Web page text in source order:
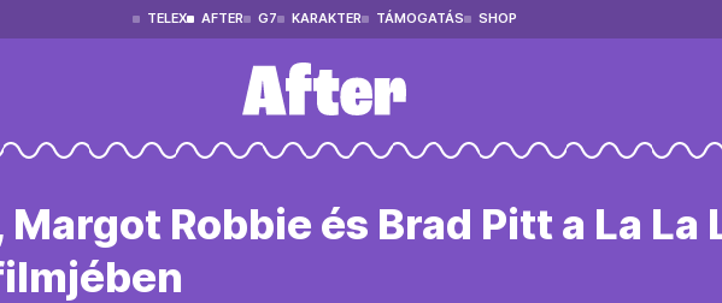
TELEX AFTER G7 KARAKTER TÁMOGATÁS SHOP
Robbie és Brad Pitt a La La